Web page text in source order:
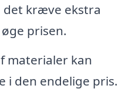
det kræve ekstra
prisen.
materialer kan
i den endelige pris.